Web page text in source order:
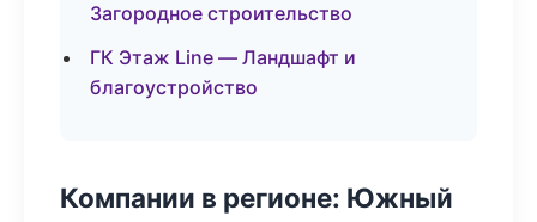
Загородное строительство
ГК Этаж Line — Ландшафт и
благоустройство
Компании в регионе: Южный